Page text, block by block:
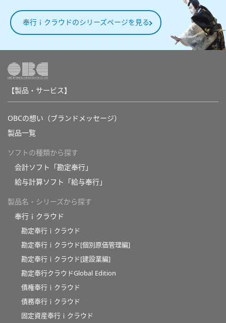
奉行ｉクラウドのシリーズページを見る
【製品・サービス】
OBCの想い（ブランドメッセージ）
製品一覧
ソフトの種類から探す
会計ソフト「勘定奉行」
給与計算ソフト「給与奉行」
製品名・シリーズから探す
奉行ｉクラウド
勘定奉行ｉクラウド
勘定奉行ｉクラウド[個別原価管理編]
勘定奉行ｉクラウド[建設業編]
勘定奉行クラウドGlobal Edition
債権奉行ｉクラウド
債務奉行ｉクラウド
固定資産奉行ｉクラウド